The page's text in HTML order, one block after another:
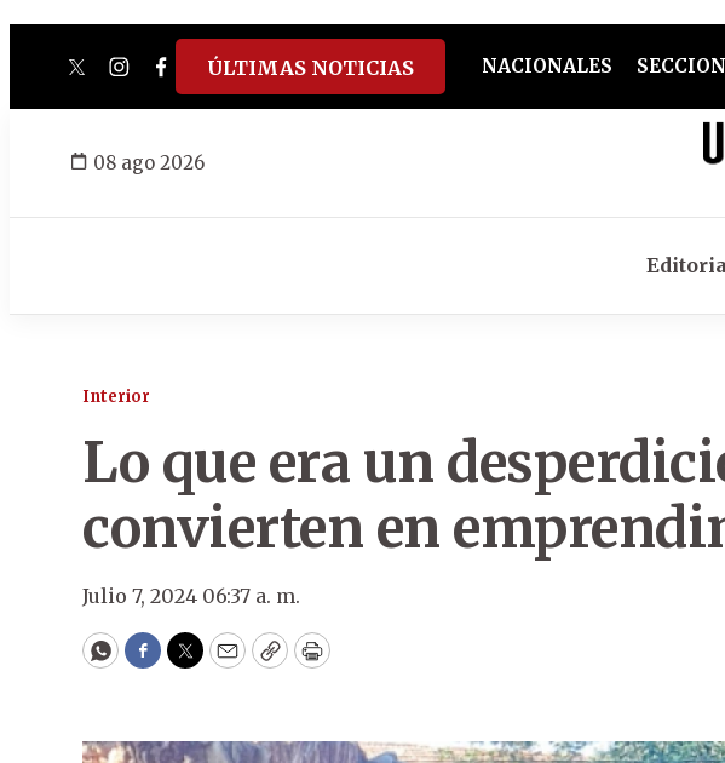
twitterinstagram
facebook
tiktokyoutube
spotify
ÚLTIMAS NOTICIAS NACIONALES
08 ago 2026
Interior
Lo que era un
convierten en
Julio 7, 2024 06:37 a. m.
WhatsApp
Facebook
Twitter
EmailCopyPrint